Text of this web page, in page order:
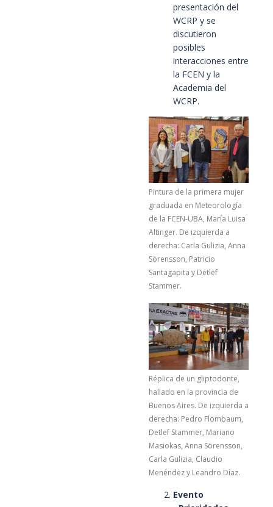
presentación del
WCRP y se
discutieron
posibles
interacciones entre
la FCEN y la
Academia del
WCRP.
Pintura de la primera mujer
graduada en Meteorología
de la FCEN-UBA, María Luisa
Altinger. De izquierda a
derecha: Carla Gulizia, Anna
Sörensson, Patricio
Santagapita y Detlef
Stammer.
Réplica de un gliptodonte,
hallado en la provincia de
Buenos Aires. De izquierda a
derecha: Pedro Flombaum,
Detlef Stammer, Mariano
Masiokas, Anna Sörensson,
Carla Gulizia, Claudio
Menéndez y Leandro Díaz.
Evento